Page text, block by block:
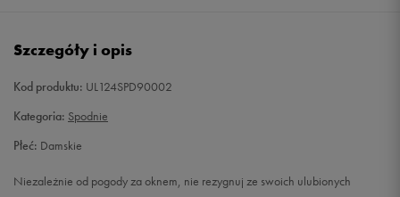
Szczegóły i opis
Kod produktu: UL124SPD90002
Kategoria: Spodnie
Płeć: Damskie
Niezależnie od pogody za oknem, nie rezygnuj ze swoich ulubionych